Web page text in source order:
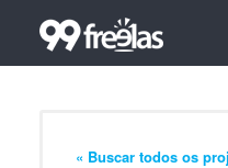
« Buscar todos os